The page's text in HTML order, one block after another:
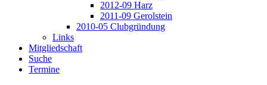
2012-09 Harz
2011-09 Gerolstein
2010-05 Clubgründung
Links
Mitgliedschaft
Suche
Termine